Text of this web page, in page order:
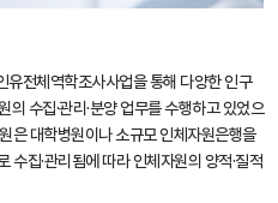
전체역학조사사업을 통해 다양한 인구
수집·관리·분양 업무를 수행하고 있었으
대학병원이나 소규모 인체자원은행을
집·관리됨에 따라 인체자원의 양적·질적